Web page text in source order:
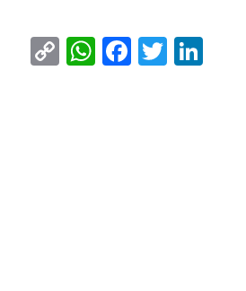
CopyWhatsApp
Facebook
Twitter